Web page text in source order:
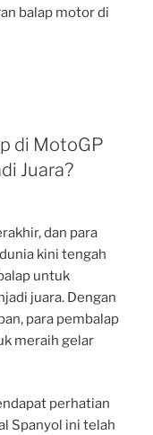
balap motor di
di MotoGP
Juara?
dan para
kini tengah
untuk
juara. Dengan
para pembalap
meraih gelar
perhatian
Spanyol ini telah